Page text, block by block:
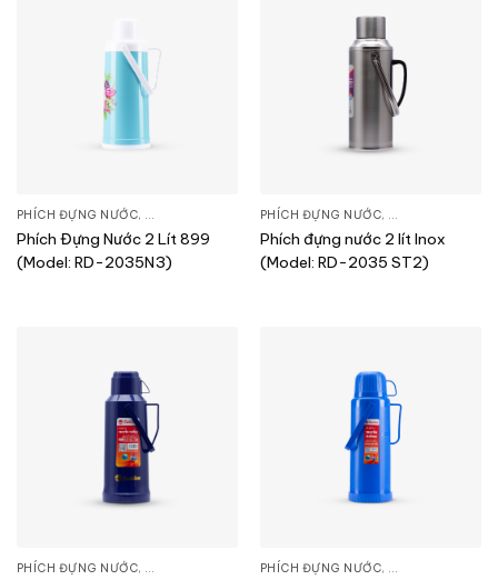
PHÍCH ĐỰNG NƯỚC, SẢN PHẨM KHÁC
Phích Đựng Nước 2 Lít 899
(Model: RD-2035N3)
PHÍCH ĐỰNG NƯỚC, SẢN PHẨM KHÁC
Phích đựng nước 2 lít Inox
(Model: RD-2035 ST2)
PHÍCH ĐỰNG NƯỚC, SẢN PHẨM KHÁC PHÍCH ĐỰNG NƯỚC, SẢN PHẨM KHÁC